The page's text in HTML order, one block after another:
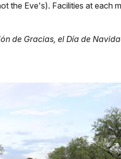
the Eve's). Facilities at each
de Gracias, el Día de